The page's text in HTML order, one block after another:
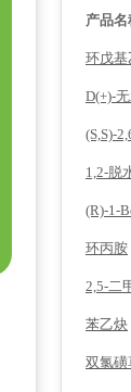
产品名
环戊基
D(+)-
(S,S)-
1,2-脱
(R)-1-
环丙胺
2,5-二
苯乙炔
双氯磺